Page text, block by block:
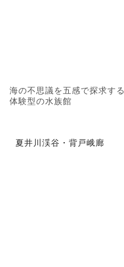
海の不思議を五感で探求する
体験型の水族館
夏井川渓谷・背戸峨廊